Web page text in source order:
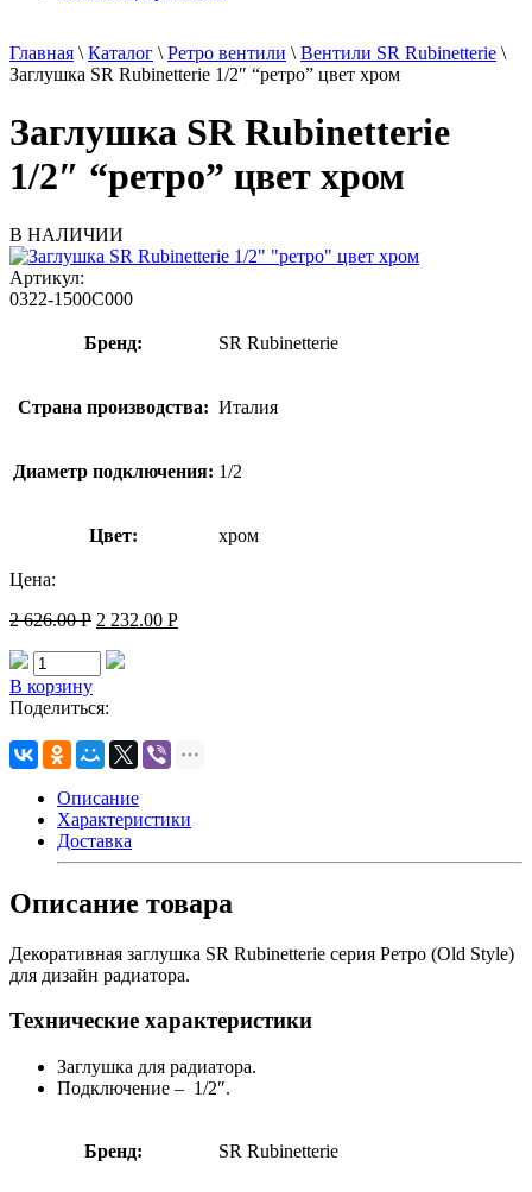
Главная \ Каталог \ Ретро вентили \ Вентили SR Rubinetterie \
Заглушка SR Rubinetterie 1/2″ “ретро” цвет хром
Заглушка SR Rubinetterie
1/2″ “ретро” цвет хром
В НАЛИЧИИ
Артикул:
0322-1500С000
Бренд: SR Rubinetterie
Страна производства: Италия
Диаметр подключения: 1/2
Цвет: хром
Цена:
2 626.00Р 2 232.00 Р
В корзину
Поделиться:
Описание
Характеристики
Доставка
Описание товара
Декоративная заглушка SR Rubinetterie серия Ретро (Old Style)
для дизайн радиатора.
Технические характеристики
Заглушка для радиатора.
Подключение – 1/2″.
Бренд: SR Rubinetterie